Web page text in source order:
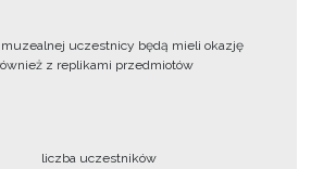
muzealnej uczestnicy będą mieli okazję
z replikami przedmiotów
liczba uczestników